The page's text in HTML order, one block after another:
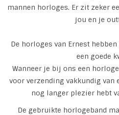
Haaraccesoires
Fashion
ON THE BEACH
mannen horloges. Er zit zeker
jou en je
De horloges van Ernest
een goede
Wanneer je bij ons een
voor verzending vakkundig van
nog langer plezier hebt
De gebruikte horlogeband